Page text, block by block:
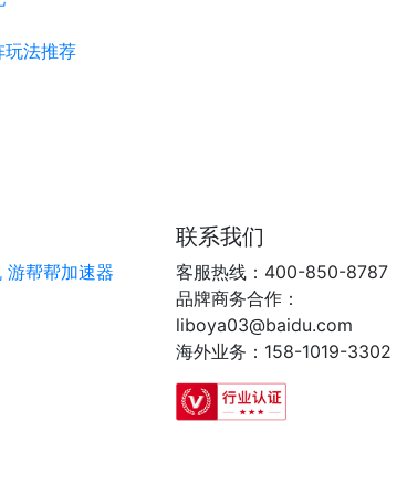
玩法推荐
游帮帮加速器
联系我们
客服热线：400-850-8787
品牌商务合作：
liboya03@baidu.com
海外业务：158-1019-3302